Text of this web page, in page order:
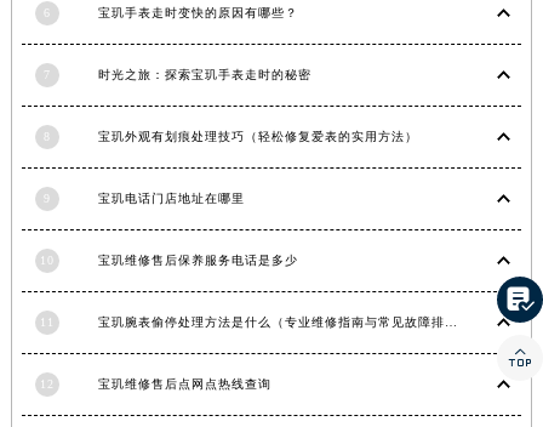
香港特别行政区金钟区中西区金钟道宝玑售后服务中心（需提前预约）
河南省安阳市文峰区解放大道宝玑售后服务中心（需提前预约）
河南省漯河市源汇区交通路宝玑售后服务中心（需提前预约）
河南省平顶山市卫东区建设路宝玑售后服务中心（需提前预约）
6 宝玑手表走时变快的原因有哪些？
7 时光之旅：探索宝玑手表走时的秘密
8 宝玑外观有划痕处理技巧（轻松修复爱表的实用方法）
9 宝玑电话门店地址在哪里
10 宝玑维修售后保养服务电话是多少
11
12 宝玑维修售后点网点热线查询

